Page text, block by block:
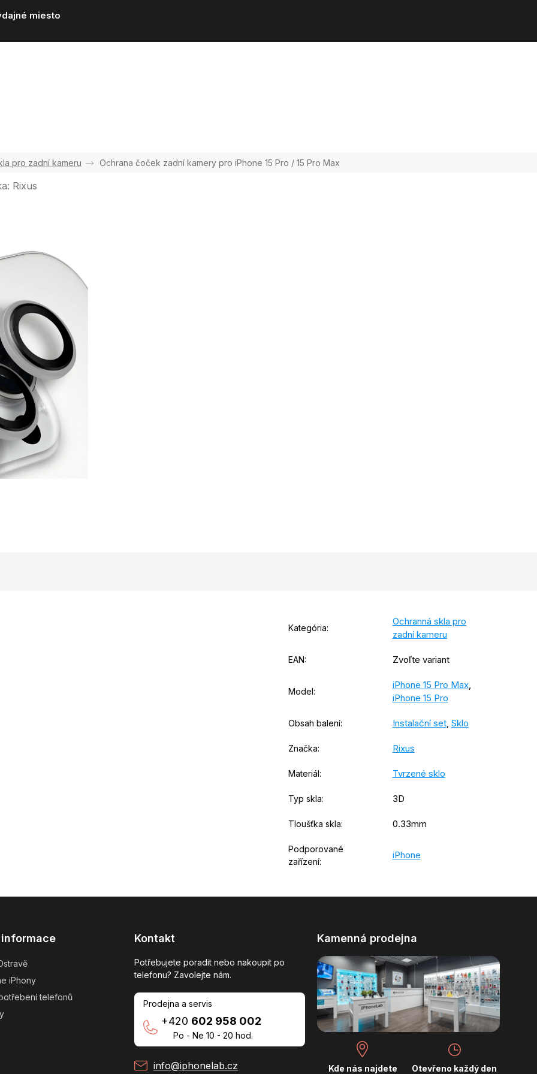
miesto
pro zadní kameru Ochrana čoček zadní kamery pro iPhone 15 Pro / 15 Pro Max
Rixus
Kategória:
Ochranná skla pro
zadní kameru
EAN: Zvoľte variant
Model:
iPhone 15 Pro Max,
iPhone 15 Pro
Obsah balení: Instalační set, Sklo
Značka: Rixus
Materiál: Tvrzené sklo
Typ skla: 3D
Tloušťka skla: 0.33mm
Podporované
zařízení:
iPhone
iPhony
telefonů
Kontakt
Potřebujete poradit nebo nakoupit po
telefonu? Zavolejte nám.
Prodejna a servis
+420 602 958 002
Po - Ne 10 - 20 hod.
info@iphonelab.cz
Kamenná prodejna
Kde nás najdete Otevřeno každý den